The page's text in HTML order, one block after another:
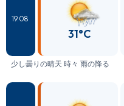
19.08
31°C
少し曇りの晴天 時々 雨の降る